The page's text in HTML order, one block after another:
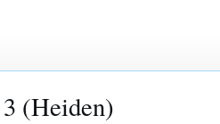
(Heiden)